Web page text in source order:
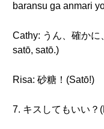
baransu ga anmari
Cathy: うん、確かに
satō, satō.)
Risa: 砂糖！(Satō!)
7. キスしてもいい？